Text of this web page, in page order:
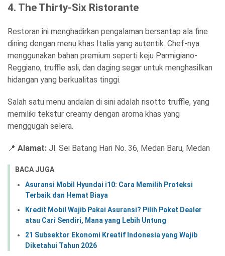
4. The Thirty-Six Ristorante
Restoran ini menghadirkan pengalaman bersantap ala fine
dining dengan menu khas Italia yang autentik. Chef-nya
menggunakan bahan premium seperti keju Parmigiano-
Reggiano, truffle asli, dan daging segar untuk menghasilkan
hidangan yang berkualitas tinggi.
Salah satu menu andalan di sini adalah risotto truffle, yang
memiliki tekstur creamy dengan aroma khas yang
menggugah selera.
📍 Alamat: Jl. Sei Batang Hari No. 36, Medan Baru, Medan
BACA JUGA
Asuransi Mobil Hyundai i10: Cara Memilih Proteksi
Terbaik dan Hemat Biaya
Kredit Mobil Wajib Pakai Asuransi? Pilih Paket Dealer
atau Cari Sendiri, Mana yang Lebih Untung
21 Subsektor Ekonomi Kreatif Indonesia yang Wajib
Diketahui Tahun 2026